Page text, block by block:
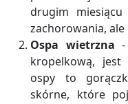
drugim
zachorowania, ale
Ospa wietrzna
kropelkową,
ospy to
skórne, które